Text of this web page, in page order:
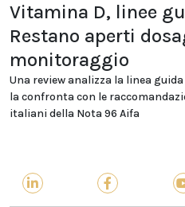
Vitamina D, linee
Restano aperti
monitoraggio
Una review analizza la linea
la confronta con le
italiani della Nota 96 Aifa